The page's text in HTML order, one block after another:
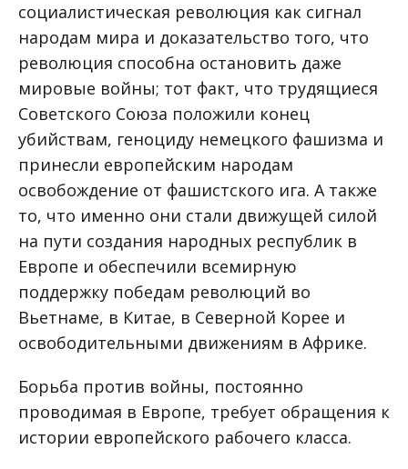
социалистическая революция как сигнал
народам мира и доказательство того, что
революция способна остановить даже
мировые войны; тот факт, что трудящиеся
Советского Союза положили конец
убийствам, геноциду немецкого фашизма и
принесли европейским народам
освобождение от фашистского ига. А также
то, что именно они стали движущей силой
на пути создания народных республик в
Европе и обеспечили всемирную
поддержку победам революций во
Вьетнаме, в Китае, в Северной Корее и
освободительными движениям в Африке.
Борьба против войны, постоянно
проводимая в Европе, требует обращения к
истории европейского рабочего класса.